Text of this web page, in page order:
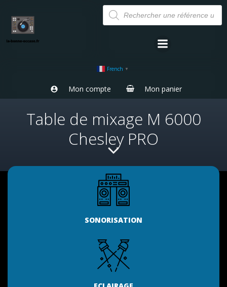
Aller
au
contenu
Recherche
de
produits
French ▼
Mon compte Mon panier
Table de mixage M 6000
Chesley PRO
SONORISATION